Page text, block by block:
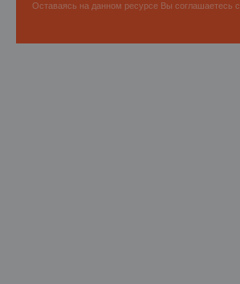
Оставаясь на данном ресурсе Вы соглашаетесь с